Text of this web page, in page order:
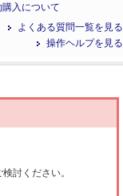
購入について
よくある質問一覧を見る
操作ヘルプを見る
討ください。